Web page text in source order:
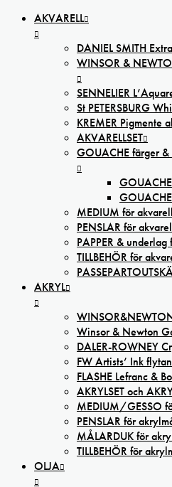
AKVARELL
DANIEL SMITH
WINSOR &
SENNELIER
St PETERSBURG
KREMER Pigmente
AKVARELLSET
GOUACHE färger &
MEDIUM för
PENSLAR för
PAPPER &
TILLBEHÖR för
AKRYL
Winsor & Newton
DALER-ROWNEY
FW Artists’ Ink
FLASHE Lefranc &
AKRYLSET och
MEDIUM/GESSO
PENSLAR för
MÅLARDUK för
TILLBEHÖR för
OLJA